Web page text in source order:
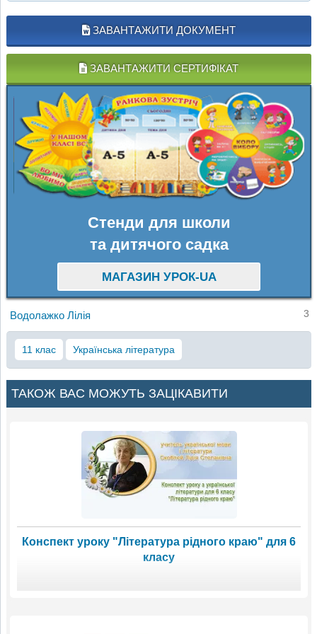
ЗАВАНТАЖИТИ ДОКУМЕНТ
ЗАВАНТАЖИТИ СЕРТИФІКАТ
Стенди для школи
та дитячого садка
МАГАЗИН УРОК-UA
Водолажко Лілія 3
11 клас Українська література
ТАКОЖ ВАС МОЖУТЬ ЗАЦІКАВИТИ
Конспект уроку "Література рідного краю" для 6
класу